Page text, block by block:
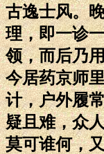
古逸士风。
理，即一诊
领，而后乃
今居药京师
计，户外履
疑且难，众
莫可谁何，